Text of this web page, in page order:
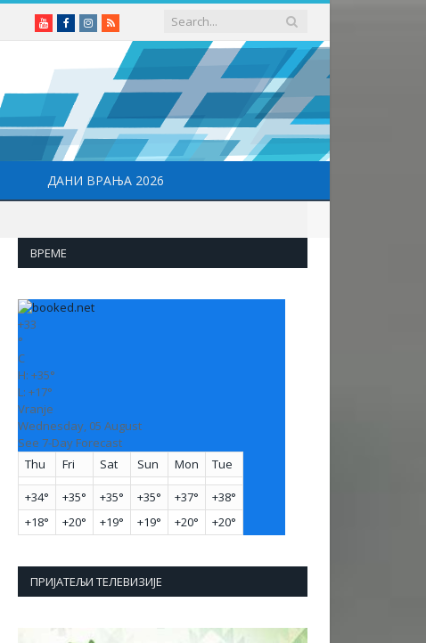
YoutubeFacebookInstagram
RSS
ДАНИ ВРАЊА 2026
ВРЕМЕ
+33
°
C
H: +35°
L: +17°
Vranje
Wednesday, 05 August
See 7-Day Forecast
Thu
Fri Sat Sun Mon Tue
+34° +35° +35° +35° +37° +38°
+18° +20° +19° +19° +20° +20°
ПРИЈАТЕЉИ ТЕЛЕВИЗИЈЕ